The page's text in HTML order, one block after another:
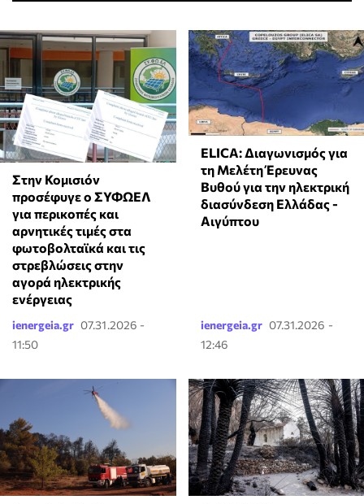
Στην Κομισιόν
προσέφυγε ο ΣΥΦΩΕΛ
για περικοπές και
αρνητικές τιμές στα
φωτοβολταϊκά και τις
στρεβλώσεις στην
αγορά ηλεκτρικής
ενέργειας
ienergeia.gr 07.31.2026 -
11:50
ELICA: Διαγωνισμός για
τη Μελέτη Έρευνας
Βυθού για την ηλεκτρική
διασύνδεση Ελλάδας -
Αιγύπτου
ienergeia.gr 07.31.2026 -
12:46